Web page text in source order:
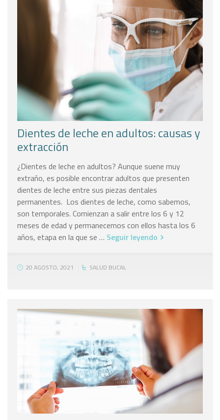
Dientes de leche en adultos: causas y
extracción
¿Dientes de leche en adultos? Aunque suene muy
extraño, es posible encontrar adultos que presenten
dientes de leche entre sus piezas dentales
permanentes. Los dientes de leche, como sabemos,
son temporales. Comienzan a salir entre los 6 y 12
meses de edad y permanecemos con ellos hasta los 6
años, etapa en la que se … Seguir leyendo
20 AGOSTO, 2021 SALUD BUCAL